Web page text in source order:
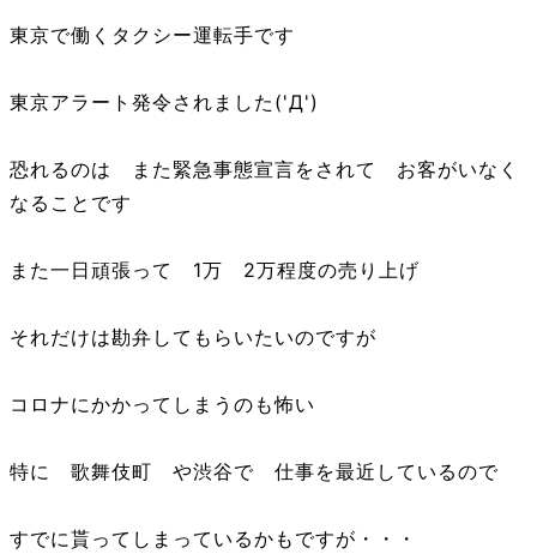
東京で働くタクシー運転手です
東京アラート発令されました('Д')
恐れるのは また緊急事態宣言をされて お客がいなく
なることです
また一日頑張って 1万 2万程度の売り上げ
それだけは勘弁してもらいたいのですが
コロナにかかってしまうのも怖い
特に 歌舞伎町 や渋谷で 仕事を最近しているので
すでに貰ってしまっているかもですが・・・